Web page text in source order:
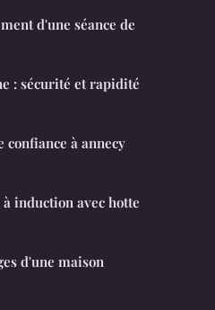
d'une séance de
: sécurité et rapidité
à annecy
induction avec hotte
d'une maison